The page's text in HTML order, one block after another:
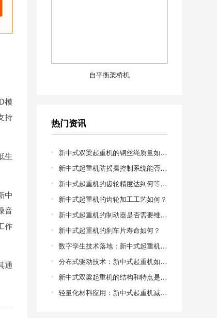
模
持
生
中
音
作
通
自平衡架桥机
热门资讯
新中式双梁起重机的钢丝绳质量如何？
新中式起重机防摇摆控制系统能否兼容老旧起重机电机？
新中式起重机的齿轮精度达到何等级？新中式起重机的齿轮精度等级解析
新中式起重机的齿轮加工工艺如何？
新中式起重机的制动器是否需要维护？
新中式起重机的刹车片寿命如何？
数字孪生技术落地：新中式起重机的虚拟调试能缩短多少交付周期？从物理样机到数字镜像，调试成本能否降低50%以上？
分布式驱动技术：新中式起重机如何告别“大马拉小车”的能耗困局？集中驱动vs分布式驱动，哪一种更适合中小型制造车间？
新中式双梁起重机的结构和特点是什么？新中式双梁起重机的结构特点
轻量化材料应用：新中式起重机减重30%后，**性如何保障？高强度钢与碳纤维复合，谁才是轻量化的*优解？